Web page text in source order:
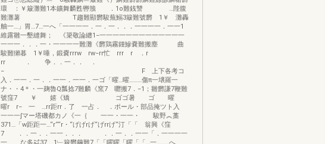
環 ：￥簸灘難1本鑛舞麟甦轡籏 ．1o難銭讐 …陛腹
難灘薯 T趨難顯欝駿蕪鰯3簸難號欝 1￥ 灘轟
舳一…」胃…7…一へ「一一一一．一．一．．．一一一一．一一1
維露雛一墾縫舞； 《簗敬論纏1−一一一一一一一一一一一一一
一一一．．．一・一一一一難灘《欝鶏霧鍾鰺嚢難搬塵 曲
駿難獺暮 1￥唾，鍛嚢rrrw rw−rr忙 rrr r ．r
rr ． 争．．一．． ．
− F 上下各考コ
入．一一．一．．一一．一一．一ゴ「曜…曜………傷π一壌羅一
ナ・・4＊・一麹魯Q瓢捻7難麟《窯7 囎搬7．−1；雛欝謙7鞭難
號窪7 ￥ 嬉《矯 ゴゴ暑 ゴ 曜
曜r r− 一 …rr距rr．了 一占． ．ポール・部品掩ツト入
一一一∫マー塔磯都カノ《一｛ 一一・一一・ 駿野︽藁
371…「w距距一…“r““r・“げげrげ“げrrげ“汀「「 翁興《窪
7 ．．一．．一一．．． ．．一．．一一「．一一一一